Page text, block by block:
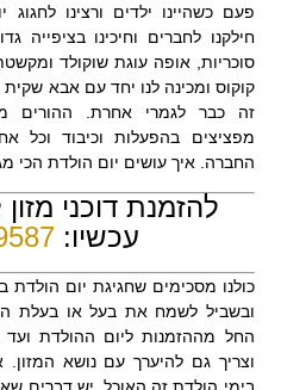
פעם כשהיינו ילדים ורצינו לחגוג
חילקנו לחברים וחיכינו בציפייה
סוכריות, אופה עוגת שוקולד
קוקוס ומכינה לנו יחד עם אבא
זה כבר לגמרי אחרת. ההורים
מפציצים בהפעלות וכיבוד וכל
החברה. איך עושים יום הולדת הכי
להזמנת דוכני מזון
עכשיו:
כולנו מסכימים שחגיגת יום הולדת
ובשביל לשמח את בעל או בעלת
החל מההזמנות ליום ההולדת
וצריך גם להיערך עם נושא
בימי הולדת זה האוכל. יש דברים